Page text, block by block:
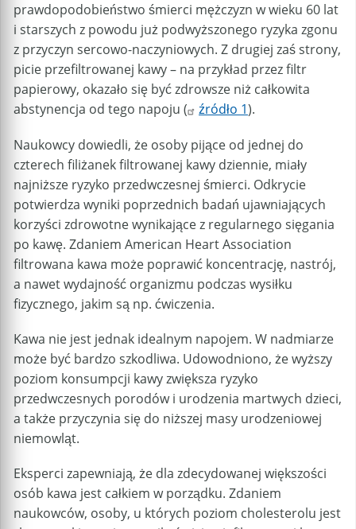
prawdopodobieństwo śmierci mężczyzn w wieku 60 lat
i starszych z powodu już podwyższonego ryzyka zgonu
z przyczyn sercowo-naczyniowych. Z drugiej zaś strony,
picie przefiltrowanej kawy – na przykład przez filtr
papierowy, okazało się być zdrowsze niż całkowita
abstynencja od tego napoju (
źródło 1).
Naukowcy dowiedli, że osoby pijące od jednej do
czterech filiżanek filtrowanej kawy dziennie, miały
najniższe ryzyko przedwczesnej śmierci. Odkrycie
potwierdza wyniki poprzednich badań ujawniających
korzyści zdrowotne wynikające z regularnego sięgania
po kawę. Zdaniem American Heart Association
filtrowana kawa może poprawić koncentrację, nastrój,
a nawet wydajność organizmu podczas wysiłku
fizycznego, jakim są np. ćwiczenia.
Kawa nie jest jednak idealnym napojem. W nadmiarze
może być bardzo szkodliwa. Udowodniono, że wyższy
poziom konsumpcji kawy zwiększa ryzyko
przedwczesnych porodów i urodzenia martwych dzieci,
a także przyczynia się do niższej masy urodzeniowej
niemowląt.
Eksperci zapewniają, że dla zdecydowanej większości
osób kawa jest całkiem w porządku. Zdaniem
naukowców, osoby, u których poziom cholesterolu jest